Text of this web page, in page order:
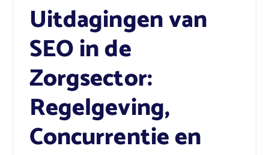
Uitdagingen van
SEO in de
Zorgsector:
Regelgeving,
Concurrentie en